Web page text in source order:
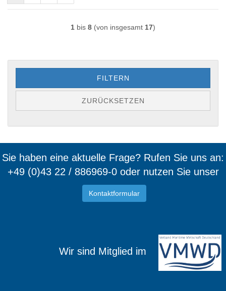
1 bis 8 (von insgesamt 17)
FILTERN
ZURÜCKSETZEN
Sie haben eine aktuelle Frage? Rufen Sie uns an:
+49 (0)43 22 / 886969-0 oder nutzen Sie unser
Kontaktformular
Wir sind Mitglied im